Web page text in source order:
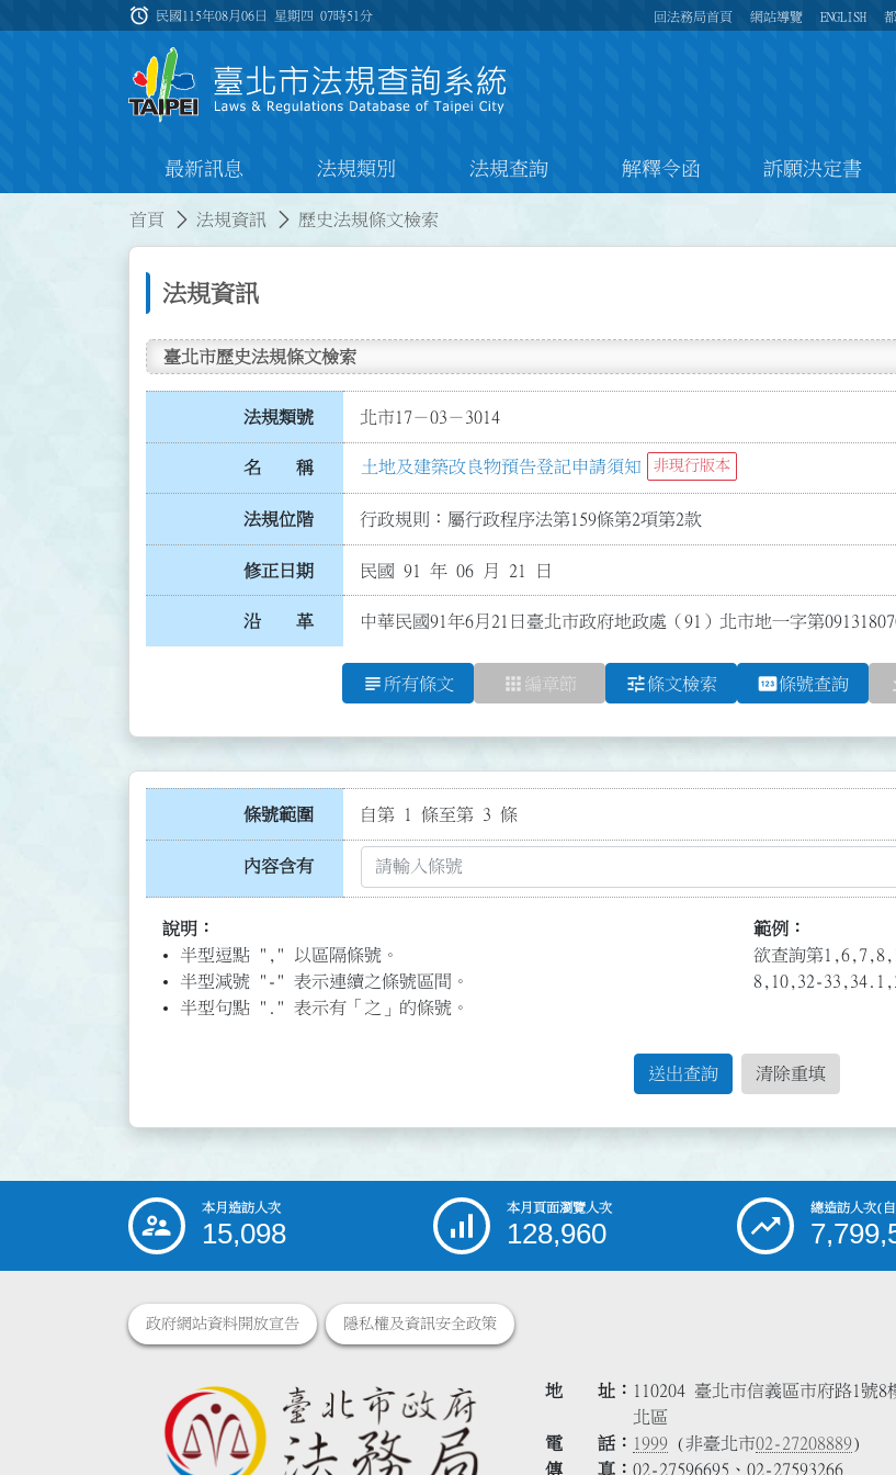
:::
alarm 民國115年08月06日 星期四07時51分 回法務局首頁 網站導覽 ENGLISH
最新訊息 法規類別 法規查詢 解釋令函 訴願決定書
首頁 法規資訊 歷史法規條文檢索
法規資訊
臺北市歷史法規條文檢索
法規類號 北市17－03－3014
名 稱 土地及建築改良物預告登記申請須知 非現行版本
法規位階 行政規則：屬行政程序法第159條第2項第2款
修正日期 民國 91 年 06 月 21 日
沿 革 中華民國91年6月21日臺北市政府地政處（91）北市地一字第
subject 所有條文 apps 編章節 tune條文檢索 pin條號查詢
條號範圍 自第 1 條至第 3 條
內容含有
說明：
半型逗點 "," 以區隔條號。
半型減號 "-" 表示連續之條號區間。
半型句點 "." 表示有「之」的條號。
範例：
欲查詢第
8,10,32-
送出查詢 清除重填
::: 本月造訪人次
15,098
本月頁面瀏覽人次
128,960
總造訪人次(
政府網站資料開放宣告 隱私權及資訊安全政策
地 址
110204 臺北市信義區市府路1號8
北區
電 話
1999 (非臺北市02-27208889)
傳 真
02-27596695、02-27593266